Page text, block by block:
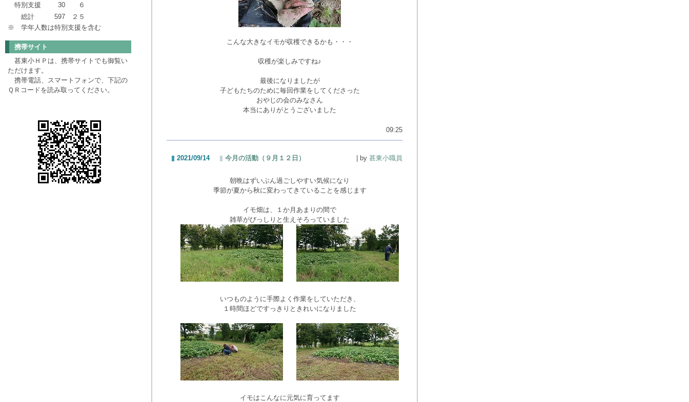
特別支援
30
６
総計
597
２５
※ 学年人数は特別支援を含む
携帯サイト
甚東小ＨＰは、携帯サイトでも御覧い
ただけます。
携帯電話、スマートフォンで、下記の
ＱＲコードを読み取ってください。
こんな大きなイモが収穫できるかも・・・
収穫が楽しみですね♪
最後になりましたが
子どもたちのために毎回作業をしてくださった
おやじの会のみなさん
本当にありがとうございました
09:25
2021/09/14 今月の活動（９月１２日） | by 甚東小職員
朝晩はずいぶん過ごしやすい気候になり
季節が夏から秋に変わってきていることを感じます
イモ畑は、１か月あまりの間で
雑草がびっしりと生えそろっていました
いつものように手際よく作業をしていただき、
１時間ほどですっきりときれいになりました
イモはこんなに元気に育ってます